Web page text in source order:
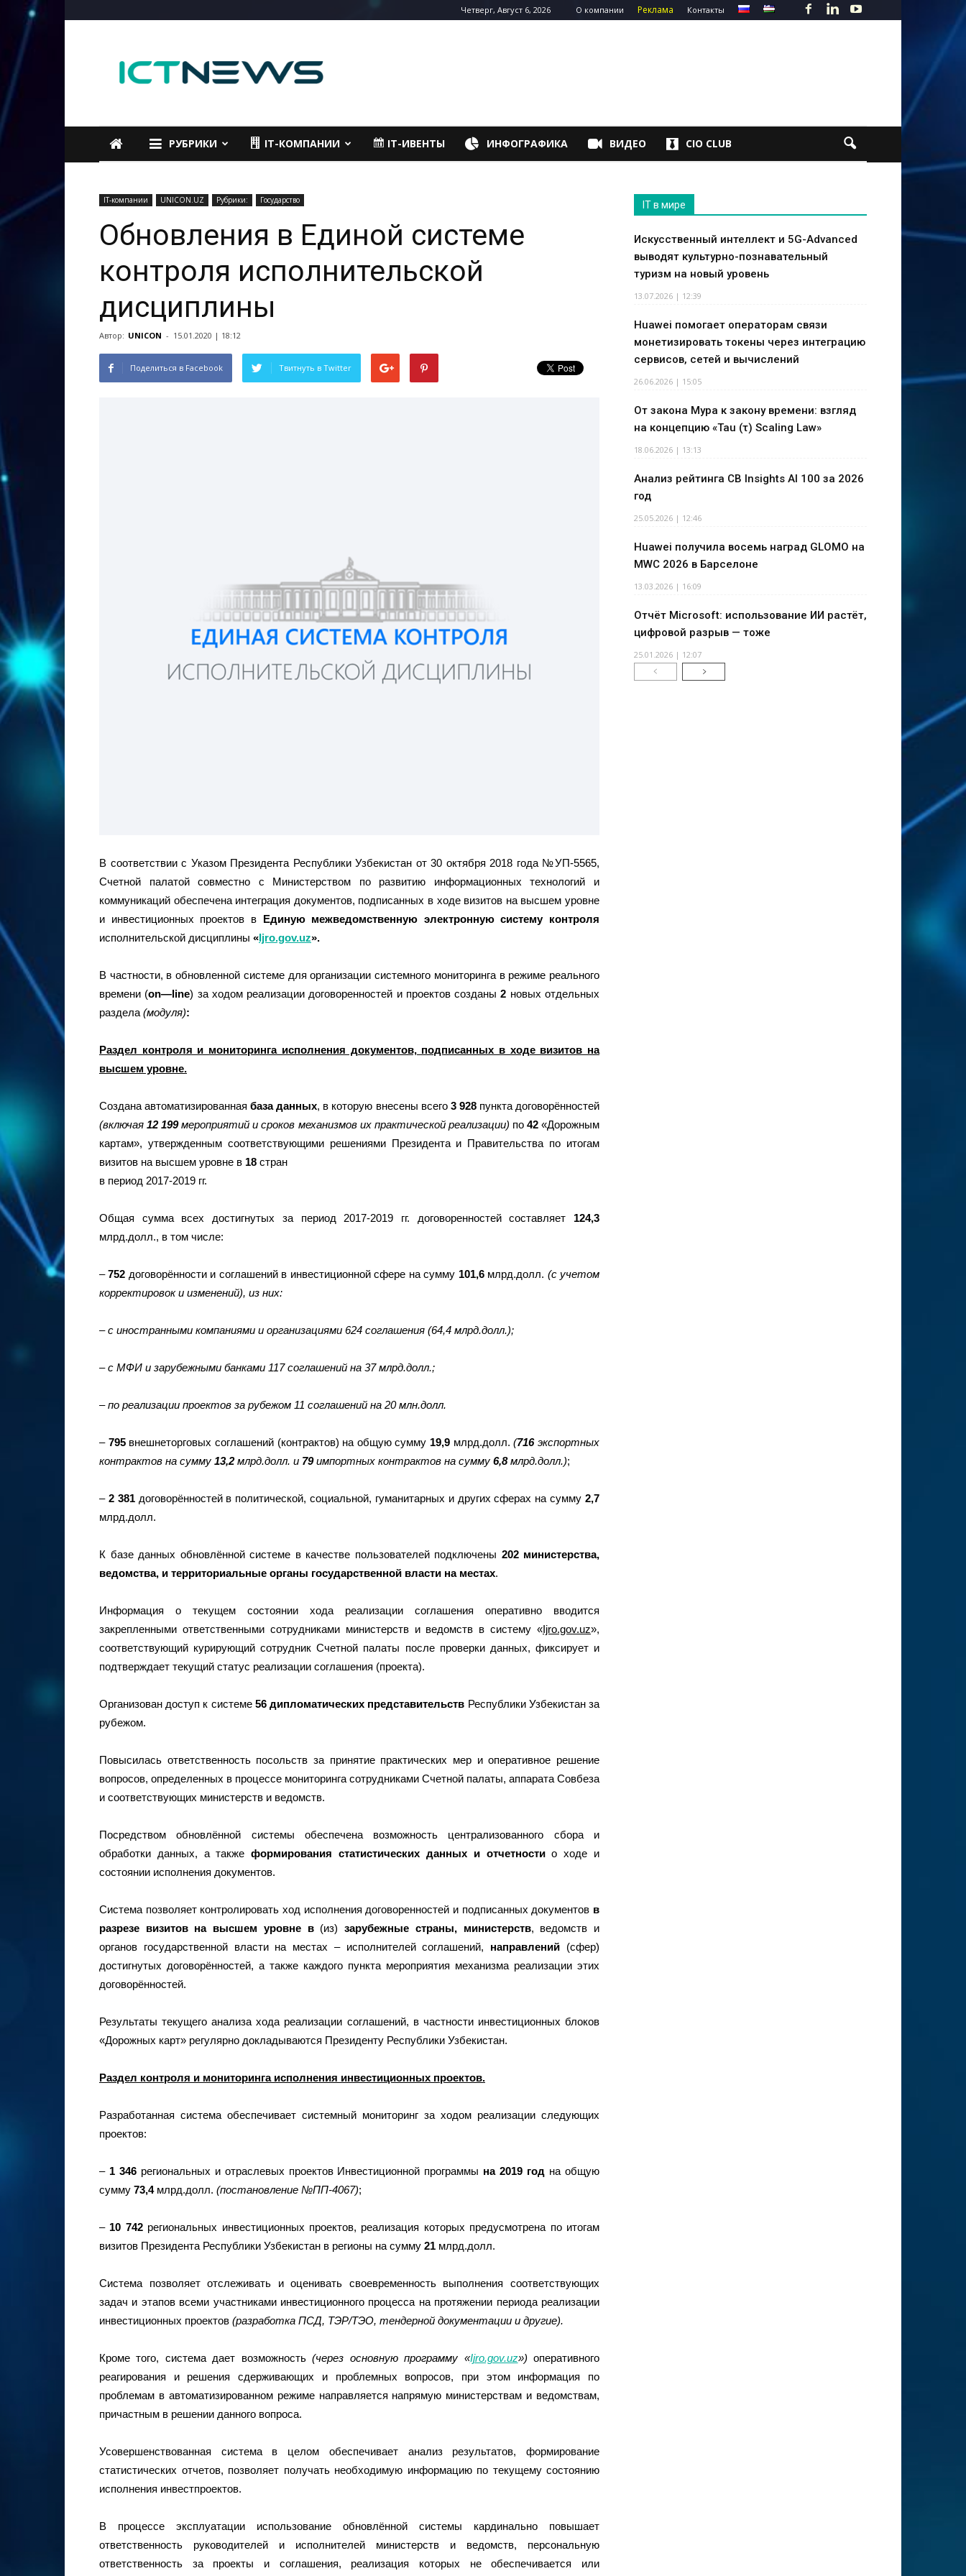
Четверг, Август 6, 2026 О компании Реклама Контакты
РУБРИКИ IT-КОМПАНИИ IT-ИВЕНТЫ ИНФОГРАФИКА ВИДЕО CIO CLUB
IT-компании UNICON.UZ Рубрики: Государство
Обновления в Единой системе
контроля исполнительской
дисциплины
Автор: UNICON - 15.01.2020 | 18:12
Поделиться в Facebook Твитнуть в Twitter
В соответствии с Указом Президента Республики Узбекистан от 30 октября 2018 года №УП-5565,
Счетной палатой совместно с Министерством по развитию информационных технологий и
коммуникаций обеспечена интеграция документов, подписанных в ходе визитов на высшем уровне
и инвестиционных проектов в Единую межведомственную электронную систему контроля
исполнительской дисциплины «Ijro.gov.uz».
В частности, в обновленной системе для организации системного мониторинга в режиме реального
времени (on—line) за ходом реализации договоренностей и проектов созданы2 новых отдельных
раздела (модуля):
Раздел контроля и мониторинга исполнения документов, подписанных в ходе визитов на
высшем уровне.
Создана автоматизированнаябаза данных, в которую внесены всего 3 928 пункта договорённостей
(включая12 199мероприятий и сроков механизмов их практической реализации) по 42«Дорожным
картам», утвержденным соответствующими решениями Президента и Правительства по итогам
визитов на высшем уровне в 18 стран
в период 2017-2019 гг.
Общая сумма всех достигнутых за период 2017-2019 гг. договоренностей составляет 124,3
млрд.долл., в том числе:
–752 договорённости и соглашений в инвестиционной сфере на сумму 101,6 млрд.долл. (с учетом
корректировок и изменений), из них:
– с иностранными компаниями и организациями 624 соглашения (64,4 млрд.долл.);
– с МФИ и зарубежными банками 117 соглашений на 37 млрд.долл.;
– по реализации проектов за рубежом 11 соглашений на 20 млн.долл.
– 795внешнеторговых соглашений (контрактов) на общую сумму 19,9 млрд.долл.(716экспортных
контрактов на сумму 13,2млрд.долл. и 79импортных контрактов на сумму 6,8млрд.долл.);
– 2 381договорённостей в политической, социальной, гуманитарных и других сферах на сумму2,7
млрд.долл.
К базе данных обновлённой системе в качестве пользователей подключены 202 министерства,
ведомства, и территориальные органы государственной власти на местах.
Информация о текущем состоянии хода реализации соглашения оперативно вводится
закрепленными ответственными сотрудниками министерств и ведомств в систему «Ijro.gov.uz»,
соответствующий курирующий сотрудник Счетной палаты после проверки данных, фиксирует и
подтверждает текущий статус реализации соглашения (проекта).
Организован доступ к системе 56 дипломатических представительств Республики Узбекистан за
рубежом.
Повысилась ответственность посольств за принятие практических мер и оперативное решение
вопросов, определенных в процессе мониторинга сотрудниками Счетной палаты, аппарата Совбеза
и соответствующих министерств и ведомств.
Посредством обновлённой системы обеспечена возможность централизованного сбора и
обработки данных, а такжеформирования статистических данных и отчетностио ходе и
состоянии исполнения документов.
Система позволяет контролировать ход исполнения договоренностей и подписанных документов в
разрезе визитов на высшем уровне в (из) зарубежные страны, министерств, ведомств и
органов государственной власти на местах – исполнителей соглашений, направлений (сфер)
достигнутых договорённостей, а также каждого пункта мероприятия механизма реализации этих
договорённостей.
Результаты текущего анализа хода реализации соглашений, в частности инвестиционных блоков
«Дорожных карт» регулярно докладываются Президенту Республики Узбекистан.
Раздел контроля и мониторинга исполнения инвестиционных проектов.
Разработанная система обеспечивает системный мониторинг за ходом реализации следующих
проектов:
– 1 346региональных и отраслевых проектов Инвестиционной программы на 2019 год на общую
сумму 73,4 млрд.долл. (постановление №ПП-4067);
– 10 742региональных инвестиционных проектов, реализация которых предусмотрена по итогам
визитов Президента Республики Узбекистан в регионы на сумму 21 млрд.долл.
Система позволяет отслеживать и оценивать своевременность выполнения соответствующих
задач и этапов всеми участниками инвестиционного процесса на протяжении периода реализации
инвестиционных проектов (разработка ПСД, ТЭР/ТЭО, тендерной документации и другие).
Кроме того, система дает возможность(через основную программу «Ijro.gov.uz») оперативного
реагирования и решения сдерживающих и проблемных вопросов, при этом информация по
проблемам в автоматизированном режиме направляется напрямую министерствам и ведомствам,
причастным в решении данного вопроса.
Усовершенствованная система в целом обеспечивает анализ результатов, формирование
статистических отчетов, позволяет получать необходимую информацию по текущему состоянию
исполнения инвестпроектов.
В процессе эксплуатации использование обновлённой системы кардинально повышает
ответственность руководителей и исполнителей министерств и ведомств, персональную
ответственность за проекты и соглашения, реализация которых не обеспечивается или
IT в мире
Искусственный интеллект и 5G-Advanced
выводят культурно-познавательный
туризм на новый уровень
13.07.2026 | 12:39
Huawei помогает операторам связи
монетизировать токены через интеграцию
сервисов, сетей и вычислений
26.06.2026 | 15:05
От закона Мура к закону времени: взгляд
на концепцию «Tau (τ) Scaling Law»
18.06.2026 | 13:13
Анализ рейтинга CB Insights AI 100 за 2026
год
25.05.2026 | 12:46
Huawei получила восемь наград GLOMO на
MWC 2026 в Барселоне
13.03.2026 | 16:09
Отчёт Microsoft: использование ИИ растёт,
цифровой разрыв — тоже
25.01.2026 | 12:07